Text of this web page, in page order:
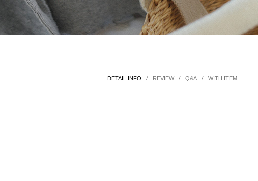
DETAIL INFO / REVIEW/ Q&A/ WITH ITEM